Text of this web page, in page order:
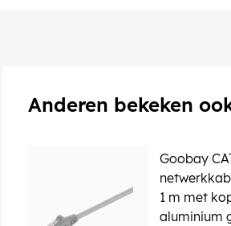
Anderen bekeken
Goobay
1 m met
aluminium